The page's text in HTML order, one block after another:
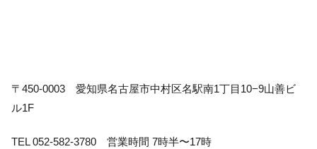
〒450-0003 愛知県名古屋市中村区名駅南1丁目10−9山善ビ
ル1F
TEL 052-582-3780 営業時間 7時半〜17時